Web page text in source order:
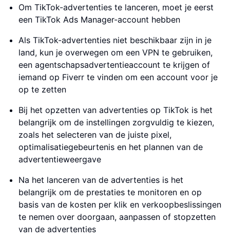
Om TikTok-advertenties te lanceren, moet je eerst
een TikTok Ads Manager-account hebben
Als TikTok-advertenties niet beschikbaar zijn in je
land, kun je overwegen om een VPN te gebruiken,
een agentschapsadvertentieaccount te krijgen of
iemand op Fiverr te vinden om een account voor je
op te zetten
Bij het opzetten van advertenties op TikTok is het
belangrijk om de instellingen zorgvuldig te kiezen,
zoals het selecteren van de juiste pixel,
optimalisatiegebeurtenis en het plannen van de
advertentieweergave
Na het lanceren van de advertenties is het
belangrijk om de prestaties te monitoren en op
basis van de kosten per klik en verkoopbeslissingen
te nemen over doorgaan, aanpassen of stopzetten
van de advertenties